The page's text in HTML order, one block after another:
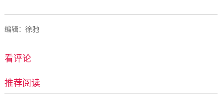
编辑：徐驰
看评论
推荐阅读